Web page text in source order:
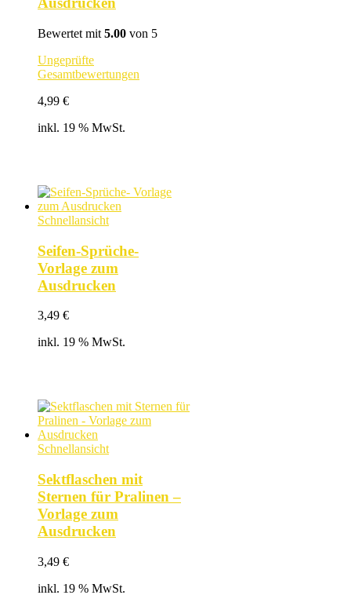
Bewertet mit 5.00 von 5
Ungeprüfte
Gesamtbewertungen
4,99 €
inkl. 19 % MwSt.
Schnellansicht
Seifen-Sprüche-
Vorlage zum
Ausdrucken
3,49 €
inkl. 19 % MwSt.
Schnellansicht
Sektflaschen mit
Sternen für Pralinen –
Vorlage zum
Ausdrucken
3,49 €
inkl. 19 % MwSt.